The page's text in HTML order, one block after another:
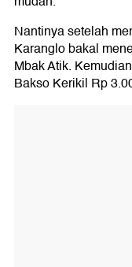
Nantinya setelah
Karanglo bakal
Mbak Atik.
Bakso Kerikil Rp